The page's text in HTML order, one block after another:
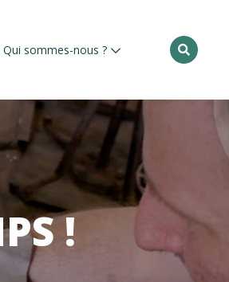
Qui sommes-nous ?
Rechercher
!